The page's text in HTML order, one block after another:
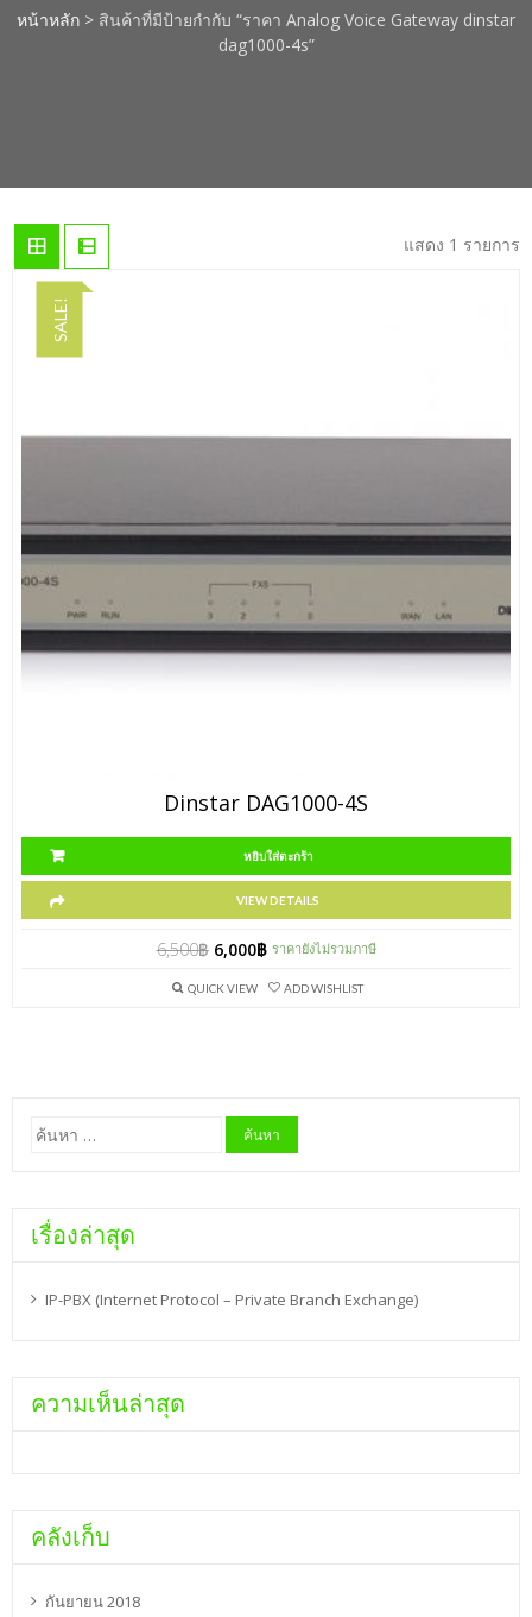
หน้าหลัก > สินค้าที่มีป้ายกำกับ “ราคา Analog Voice Gateway dinstar
dag1000-4s”
แสดง 1 รายการ
SALE!
Dinstar DAG1000-4S
หยิบใส่ตะกร้า
VIEW DETAILS
6,500฿ 6,000฿ ราคายังไม่รวมภาษี
QUICK VIEW ADD WISHLIST
ค้นหา
สำหรับ:
เรื่องล่าสุด
IP-PBX (Internet Protocol – Private Branch Exchange)
ความเห็นล่าสุด
คลังเก็บ
กันยายน 2018